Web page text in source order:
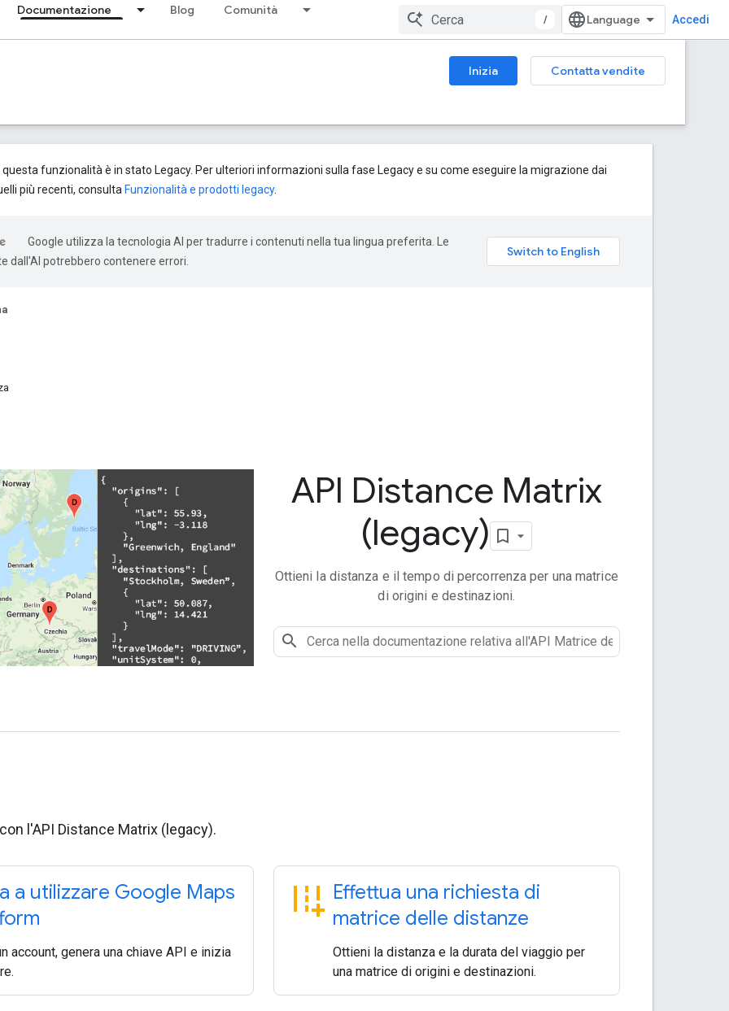
Documentazione Blog Comunità
/ Accedi
Inizia
Contatta vendite
questa funzionalità è in stato Legacy. Per ulteriori informazioni sulla fase Legacy e su come eseguire la migrazione dai
più recenti, consulta Funzionalità e prodotti legacy.
Google utilizza la tecnologia AI per tradurre i contenuti nella tua lingua preferita. Le
dall'AI potrebbero contenere errori.
API Distance Matrix
(legacy)
Ottieni la distanza e il tempo di percorrenza per una matrice
di origini e destinazioni.
con l'API Distance Matrix (legacy).
a utilizzare Google Maps
account, genera una chiave API e inizia
add_road Effettua una richiesta di
matrice delle distanze
Ottieni la distanza e la durata del viaggio per
una matrice di origini e destinazioni.